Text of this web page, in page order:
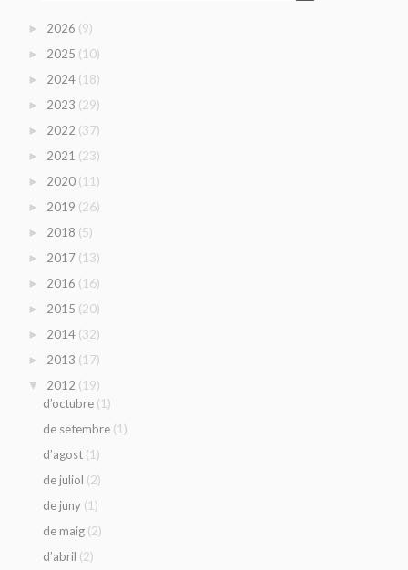
► 2026 (9)
► 2025 (10)
► 2024 (18)
► 2023 (29)
► 2022 (37)
► 2021 (23)
► 2020 (11)
► 2019 (26)
► 2018 (5)
► 2017 (13)
► 2016 (16)
► 2015 (20)
► 2014 (32)
► 2013 (17)
▼ 2012 (19)
d’octubre (1)
de setembre (1)
d’agost (1)
de juliol (2)
de juny (1)
de maig (2)
d’abril (2)